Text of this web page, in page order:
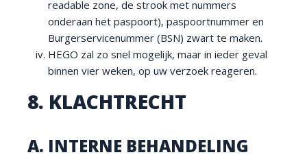
readable zone, de strook met nummers
onderaan het paspoort), paspoortnummer en
Burgerservicenummer (BSN) zwart te maken.
HEGO zal zo snel mogelijk, maar in ieder geval
binnen vier weken, op uw verzoek reageren.
8. KLACHTRECHT
A. INTERNE BEHANDELING